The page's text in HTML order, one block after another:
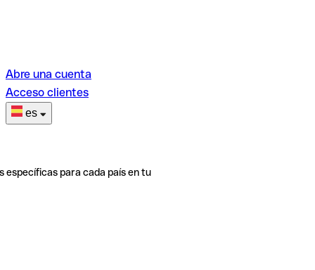
Abre una cuenta
Acceso clientes
es
específicas para cada país en tu